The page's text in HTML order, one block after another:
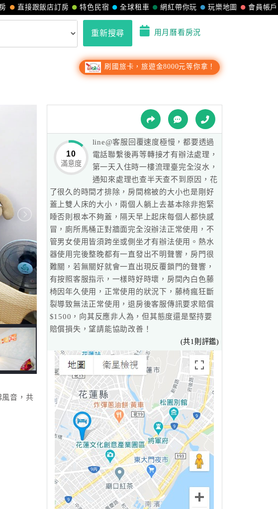
會員帳戶
玩樂地圖
網紅帶你玩
全球租車
特色民宿
直接跟飯店訂房
重新搜尋 用月曆看房況
刷國旅卡，旅遊金8000元等你拿！
風音，共
10
滿意度
line@客服回覆速度極慢，都要透過
電話聯繫後再等轉接才有辦法處理，
第一天入住時一樓流理臺完全沒水，
通知來處理也查半天查不到原因，花
了很久的時間才排除，房間棉被的大小也是剛好
蓋上雙人床的大小，兩個人躺上去基本除非抱緊
睡否則根本不夠蓋，隔天早上起床每個人都快感
冒，廁所馬桶正對牆面完全沒辦法正常使用，不
管男女使用皆須跨坐或側坐才有辦法使用。熱水
器使用完後整晚都有一直發出不明聲響，房門很
難關，若無關好就會一直出現反覆鎖門的聲響，
有按照客服指示，一樣時好時壞，房間內白色藤
椅因年久使用，正常使用的狀況下，藤椅瘋狂斷
裂導致無法正常使用，退房後客服傳訊要求賠償
$1500，向其反應非人為，但其態度還是堅持要
賠償損失，望請能協助改善！
(共1則評鑑)